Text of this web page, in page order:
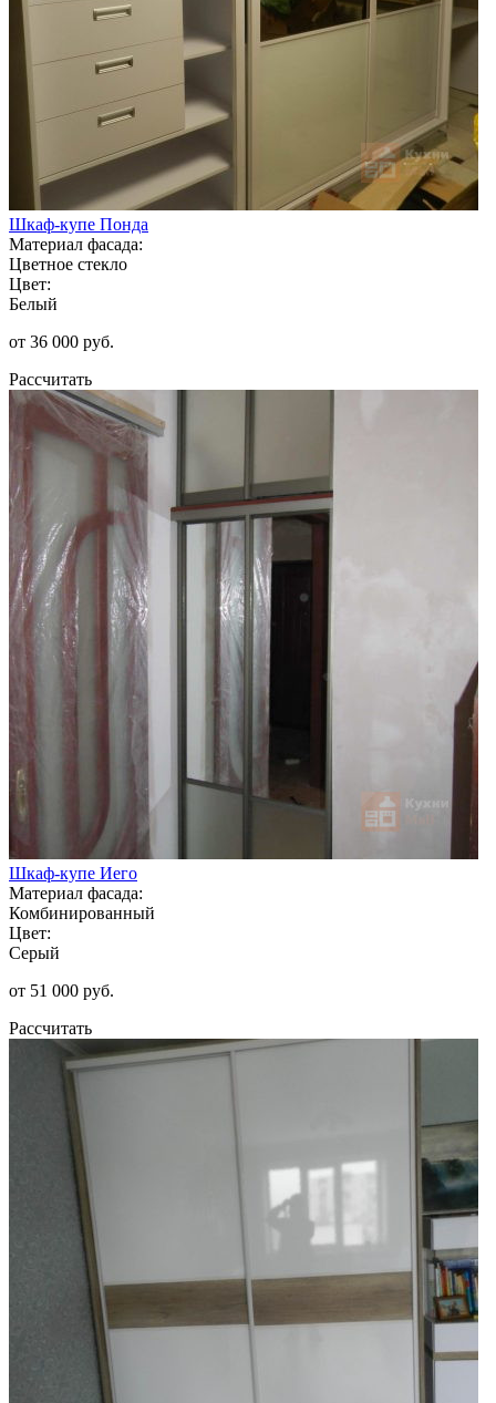
Шкаф-купе Понда
Материал фасада:
Цветное стекло
Цвет:
Белый
от 36 000 руб.
Рассчитать
Шкаф-купе Иего
Материал фасада:
Комбинированный
Цвет:
Серый
от 51 000 руб.
Рассчитать